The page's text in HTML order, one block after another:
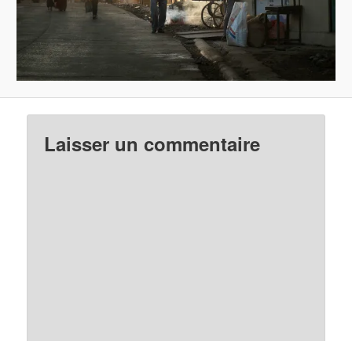
Laisser un commentaire